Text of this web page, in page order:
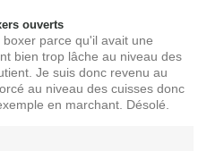
ouverts
parce qu'il avait une
bien trop lâche au niveau des
Je suis donc revenu au
au niveau des cuisses donc
en marchant. Désolé.